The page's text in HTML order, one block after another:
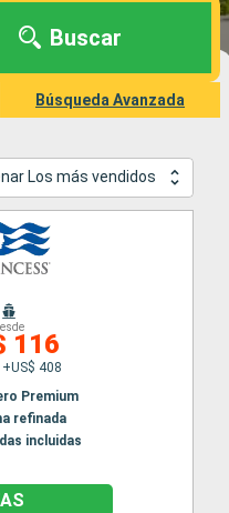
Buscar
Búsqueda Avanzada
Los más vendidos
116
408
Premium
refinada
incluidas